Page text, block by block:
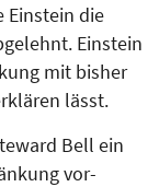
Einstein die
Einstein
mit bisher
lässt.
Bell ein
vor­